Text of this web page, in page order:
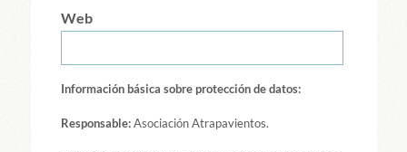
Web
Información básica sobre protección de datos:
Responsable:Asociación Atrapavientos.